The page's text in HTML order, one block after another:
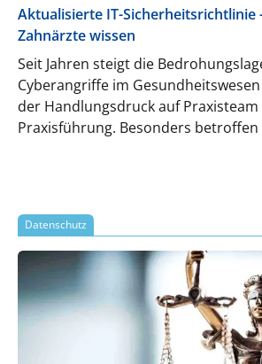
Aktualisierte IT-Sicherheitsrichtlinie
Zahnärzte wissen
Seit Jahren steigt die
Cyberangriffe im
der Handlungsdruck auf
Praxisführung. Besonders betroffen
verfügen, aber oft nicht über
Bundesvereinigung (KZBV) wurde
Gesetzgeber verpflichtet, die
Sicherheitsrichtlinie nach § 390
überarbeiten. Diese aktualisierte
Juli 2025 in Kraft getreten.
Datenschutz